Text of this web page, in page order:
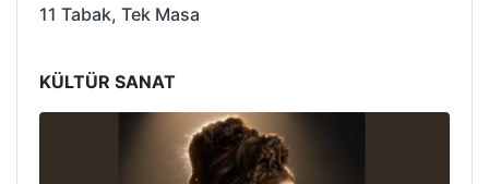
11 Tabak, Tek Masa
KÜLTÜR SANAT